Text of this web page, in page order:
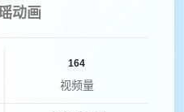
动画
164
视频量